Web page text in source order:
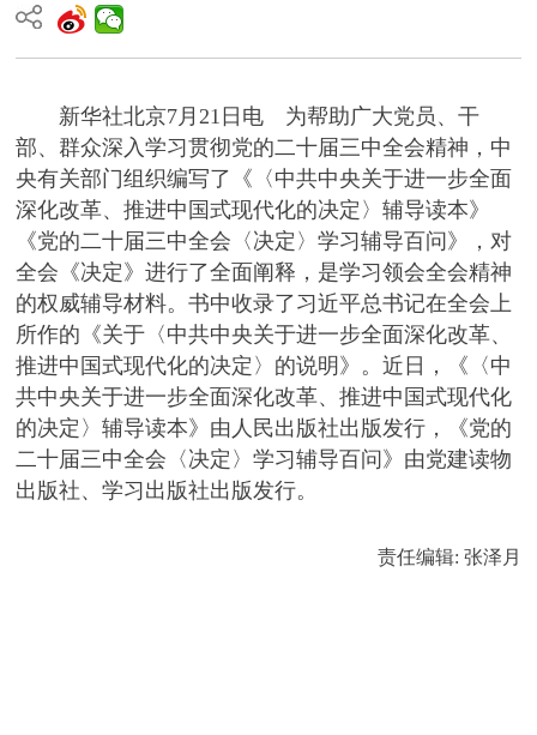
新华社北京7月21日电 为帮助广大党员、干
部、群众深入学习贯彻党的二十届三中全会精神，中
央有关部门组织编写了《〈中共中央关于进一步全面
深化改革、推进中国式现代化的决定〉辅导读本》
《党的二十届三中全会〈决定〉学习辅导百问》，对
全会《决定》进行了全面阐释，是学习领会全会精神
的权威辅导材料。书中收录了习近平总书记在全会上
所作的《关于〈中共中央关于进一步全面深化改革、
推进中国式现代化的决定〉的说明》。近日，《〈中
共中央关于进一步全面深化改革、推进中国式现代化
的决定〉辅导读本》由人民出版社出版发行，《党的
二十届三中全会〈决定〉学习辅导百问》由党建读物
出版社、学习出版社出版发行。
责任编辑: 张泽月